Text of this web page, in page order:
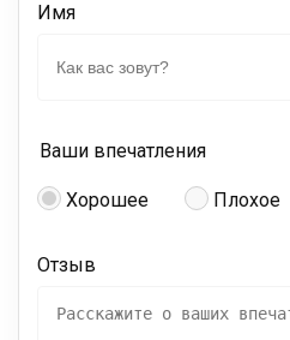
Имя
Ваши впечатления
Хорошее Плохое
Отзыв